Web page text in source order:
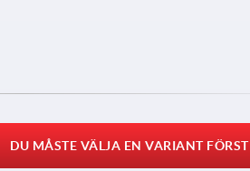
DU MÅSTE VÄLJA EN VARIANT FÖRST